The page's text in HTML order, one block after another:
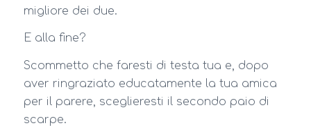
migliore dei due.
E alla fine?
Scommetto che faresti di testa tua e, dopo
aver ringraziato educatamente la tua amica
per il parere, sceglieresti il secondo paio di
scarpe.